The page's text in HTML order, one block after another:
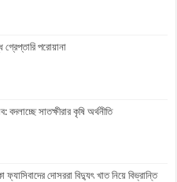
গ্রেপ্তারি পরোয়ানা
সাতক্ষীরার কৃষি অর্থনীতি
ফ্যাসিবাদের দোসররা বিদ্যুৎ খাত নিয়ে বিভ্রান্তি